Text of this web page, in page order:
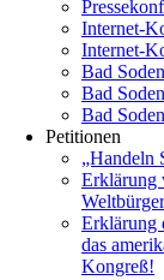
Internet-
Internet-
Bad
Bad
Bad
Petitionen
„Handeln
Erklärung
Erklärung
das
Kongreß!